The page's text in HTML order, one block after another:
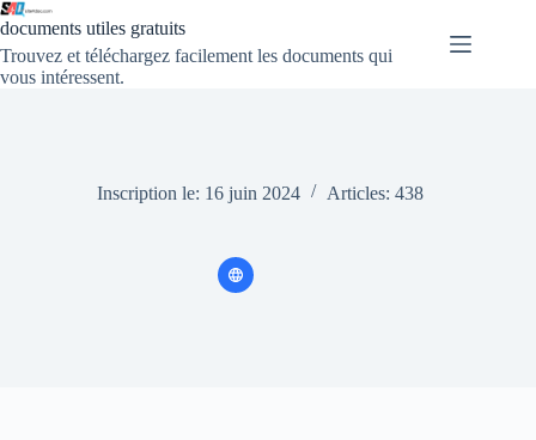
Passer
au
contenu
documents utiles gratuits
Trouvez et téléchargez facilement les documents qui
vous intéressent.
Inscription le: 16 juin 2024 Articles: 438